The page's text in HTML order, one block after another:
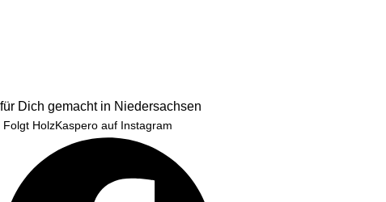
für Dich gemacht in Niedersachsen
Folgt HolzKaspero auf Instagram